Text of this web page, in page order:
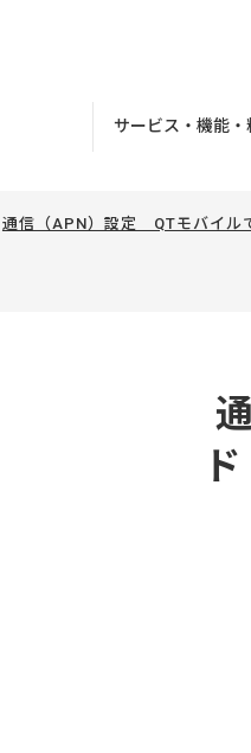
サービス・機能・
通信（APN）設定 QTモバイル